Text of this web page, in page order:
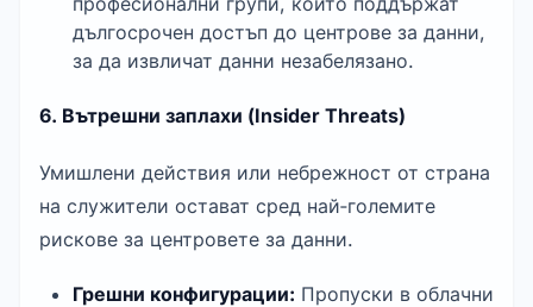
дългосрочен достъп до центрове за данни,
за да извличат данни незабелязано.
6. Вътрешни заплахи (Insider Threats)
Умишлени действия или небрежност от страна
на служители остават сред най‑големите
рискове за центровете за данни.
Грешни конфигурации: Пропуски в облачни